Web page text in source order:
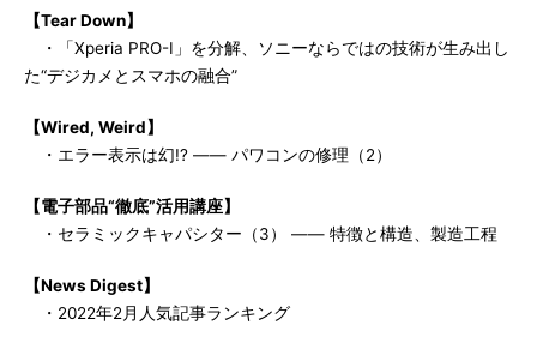
【Tear Down】
・「Xperia PRO-I」を分解、ソニーならではの技術が生み出し
た“デジカメとスマホの融合”
【Wired, Weird】
・エラー表示は幻!? ―― パワコンの修理（2）
【電子部品“徹底”活用講座】
・セラミックキャパシター（3） ―― 特徴と構造、製造工程
【News Digest】
・2022年2月人気記事ランキング